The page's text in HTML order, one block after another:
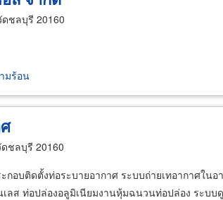
ชลบุรี 20160
มร้อน
ชลบุรี 20160
อบติดตั้งท่อระบายอากาศ ระบบถ่ายเทอากาศใน
ลส ท่อปล่องอลูมิเนียมงานหุ้มฉนวนท่อปล่อง ระบบ